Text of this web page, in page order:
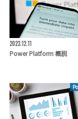
2023.12.11
Power Platform 概説